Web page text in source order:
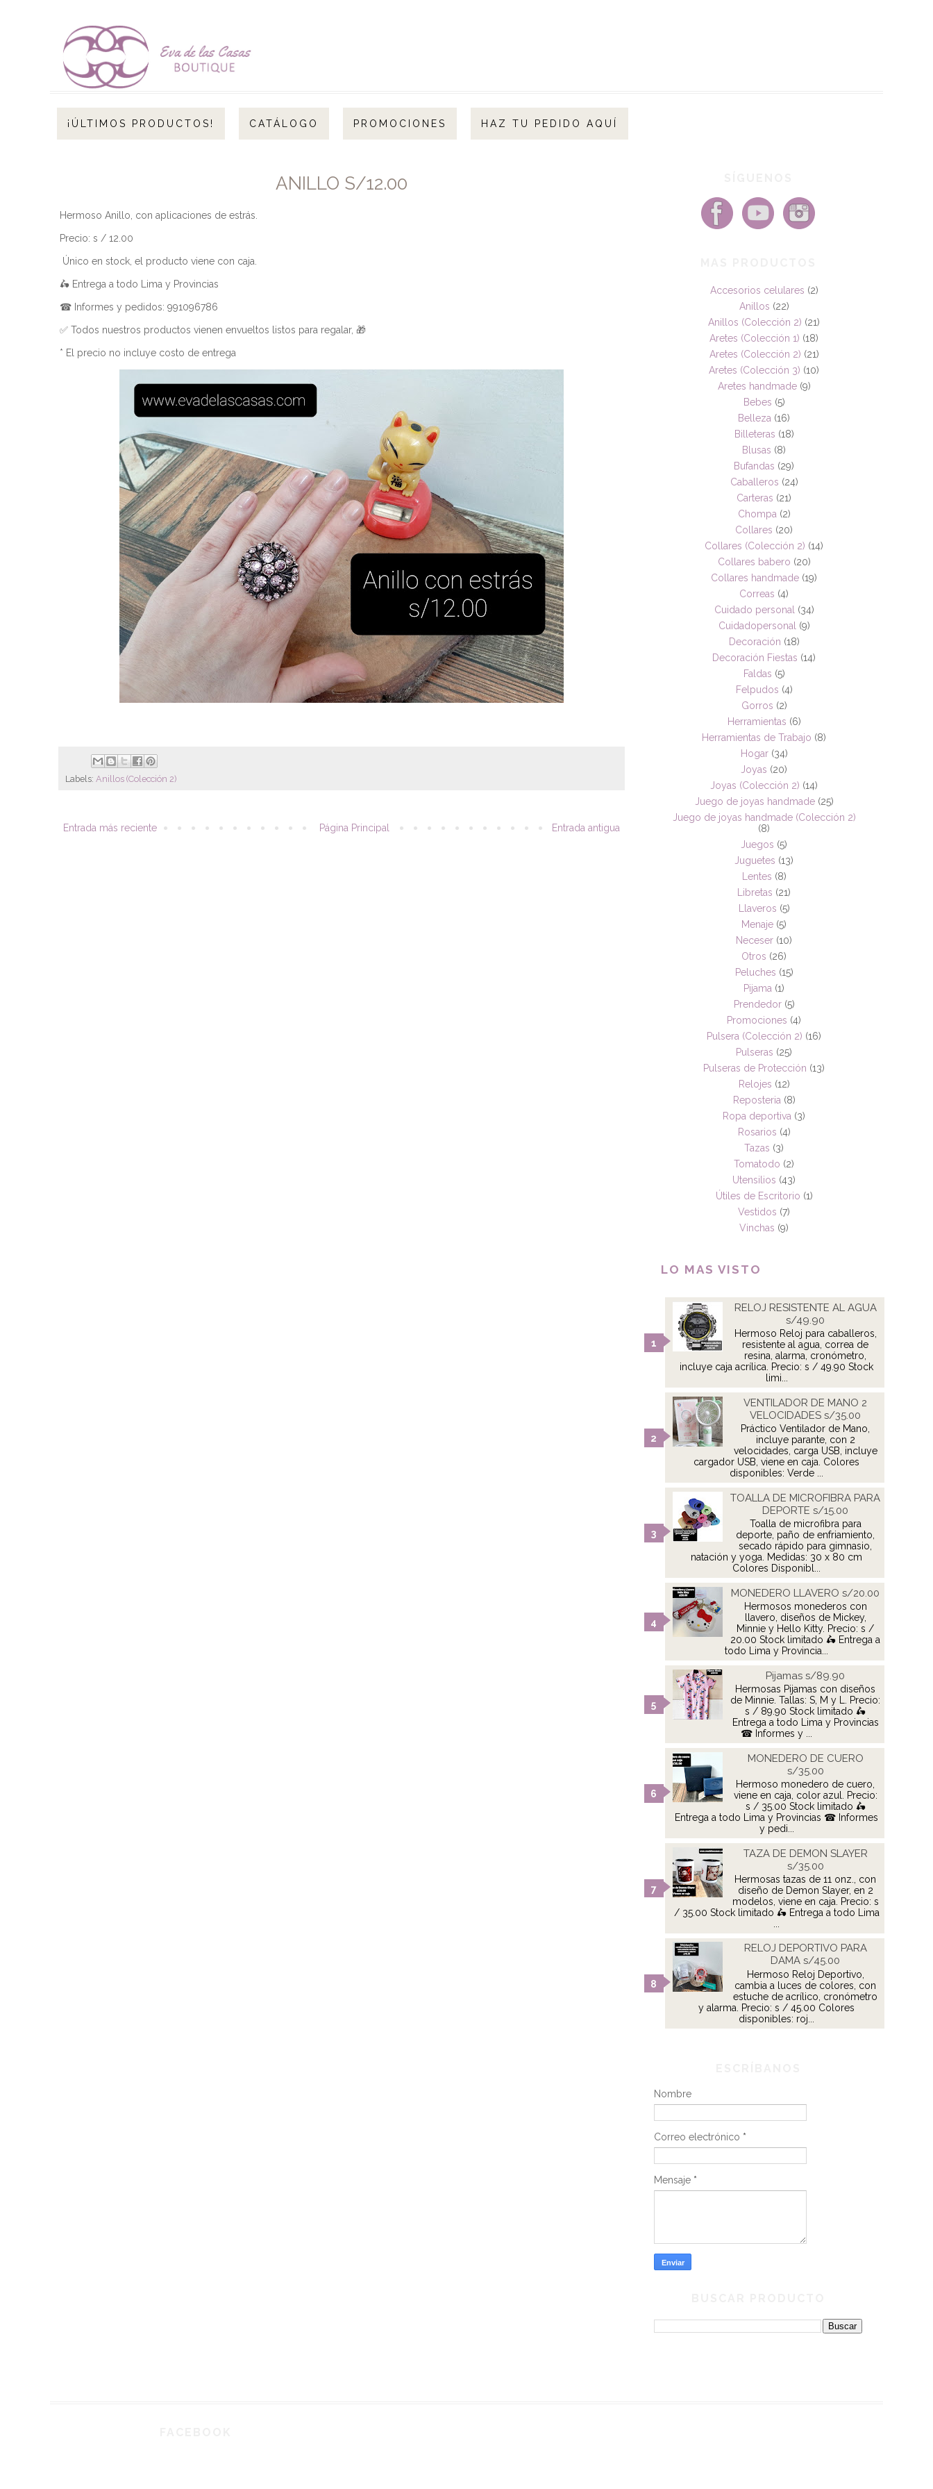
¡ÚLTIMOS PRODUCTOS! CATÁLOGO PROMOCIONES HAZ TU PEDIDO AQUÍ
ANILLO S/12.00
Hermoso Anillo, con aplicaciones de estrás.
Precio: s / 12.00
Único en stock, el producto viene con caja.
🛵 Entrega a todo Lima y Provincias
☎ Informes y pedidos: 991096786
✅ Todos nuestros productos vienen envueltos listos para regalar, 🎁
* El precio no incluye costo de entrega
Labels: Anillos (Colección 2)
Entrada más reciente Entrada antigua
Página Principal
Accesorios celulares (2)
Anillos (22)
Anillos (Colección 2) (21)
Aretes (Colección 1) (18)
Aretes (Colección 2) (21)
Aretes (Colección 3) (10)
Aretes handmade (9)
Bebes (5)
Belleza (16)
Billeteras (18)
Blusas (8)
Bufandas (29)
Caballeros (24)
Carteras (21)
Chompa (2)
Collares (20)
Collares (Colección 2) (14)
Collares babero (20)
Collares handmade (19)
Correas (4)
Cuidado personal (34)
Cuidadopersonal (9)
Decoración (18)
Decoración Fiestas (14)
Faldas (5)
Felpudos (4)
Gorros (2)
Herramientas (6)
Herramientas de Trabajo (8)
Hogar (34)
Joyas (20)
Joyas (Colección 2) (14)
Juego de joyas handmade (25)
Juego de joyas handmade (Colección 2)
(8)
Juegos (5)
Juguetes (13)
Lentes (8)
Libretas (21)
Llaveros (5)
Menaje (5)
Neceser (10)
Otros (26)
Peluches (15)
Pijama (1)
Prendedor (5)
Promociones (4)
Pulsera (Colección 2) (16)
Pulseras (25)
Pulseras de Protección (13)
Relojes (12)
Reposteria (8)
Ropa deportiva (3)
Rosarios (4)
Tazas (3)
Tomatodo (2)
Utensilios (43)
Útiles de Escritorio (1)
Vestidos (7)
Vinchas (9)
LO MAS VISTO
RELOJ RESISTENTE AL AGUA
s/49.90
Hermoso Reloj para caballeros,
resistente al agua, correa de
resina, alarma, cronómetro,
incluye caja acrílica. Precio: s / 49.90 Stock
limi...
VENTILADOR DE MANO 2
VELOCIDADES s/35.00
Práctico Ventilador de Mano,
incluye parante, con 2
velocidades, carga USB, incluye
cargador USB, viene en caja. Colores
disponibles: Verde ...
TOALLA DE MICROFIBRA PARA
DEPORTE s/15.00
Toalla de microfibra para
deporte, paño de enfriamiento,
secado rápido para gimnasio,
natación y yoga. Medidas: 30 x 80 cm
Colores Disponibl...
MONEDERO LLAVERO s/20.00
Hermosos monederos con
llavero, diseños de Mickey,
Minnie y Hello Kitty. Precio: s /
20.00 Stock limitado 🛵 Entrega a
todo Lima y Provincia...
Pijamas s/89.90
Hermosas Pijamas con diseños
de Minnie. Tallas: S, M y L. Precio:
s / 89.90 Stock limitado 🛵
Entrega a todo Lima y Provincias
☎ Informes y ...
MONEDERO DE CUERO
s/35.00
Hermoso monedero de cuero,
viene en caja, color azul. Precio:
s / 35.00 Stock limitado 🛵
Entrega a todo Lima y Provincias ☎ Informes
y pedi...
TAZA DE DEMON SLAYER
s/35.00
Hermosas tazas de 11 onz., con
diseño de Demon Slayer, en 2
modelos, viene en caja. Precio: s
/ 35.00 Stock limitado 🛵 Entrega a todo Lima
...
RELOJ DEPORTIVO PARA
DAMA s/45.00
Hermoso Reloj Deportivo,
cambia a luces de colores, con
estuche de acrílico, cronómetro
y alarma. Precio: s / 45.00 Colores
disponibles: roj...
Nombre
Correo electrónico *
Mensaje *